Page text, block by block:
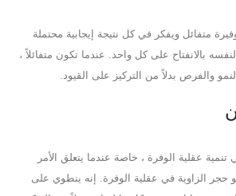
متفائل ويفكر في كل نتيجة إيجابية محتملة
بالانفتاح على كل واحد. عندما تكون متفائلاً ،
والفرص بدلاً من التركيز على القيود.
تنمية عقلية الوفرة ، خاصة عندما يتعلق الأمر
حجر الزاوية في عقلية الوفرة. إنه ينطوي على